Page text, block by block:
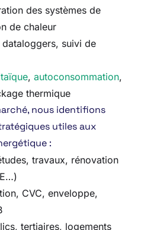
des systèmes de
de chaleur
suivi de
, autoconsommation,
thermique
nous identifions
utiles aux
:
travaux, rénovation
CVC, enveloppe,
tertiaires, logements